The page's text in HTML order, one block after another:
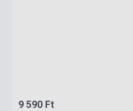
9 590 Ft